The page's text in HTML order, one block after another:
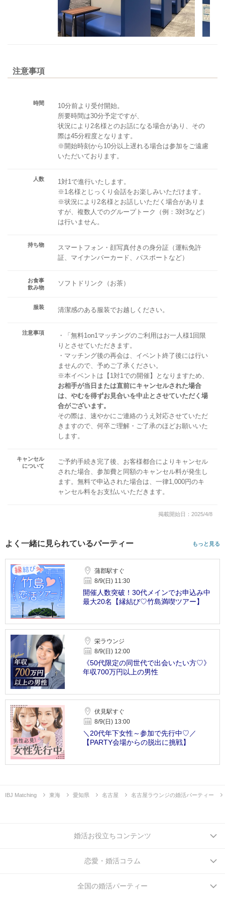
注意事項
時間
10分前より受付開始。
所要時間は30分予定ですが、
状況により2名様とのお話になる場合があり、その
際は45分程度となります。
※開始時刻から10分以上遅れる場合は参加をご遠慮
いただいております。
人数
1対1で進行いたします。
※1名様とじっくり会話をお楽しみいただけます。
※状況により2名様とお話しいただく場合がありま
すが、複数人でのグループトーク（例：3対3など）
は行いません。
持ち物
スマートフォン・顔写真付きの身分証（運転免許
証、マイナンバーカード、パスポートなど）
お食事
飲み物
ソフトドリンク（お茶）
服装 清潔感のある服装でお越しください。
注意事項
・「無料1on1マッチングのご利用はお一人様1回限
りとさせていただきます。
・マッチング後の再会は、イベント終了後には行い
ませんので、予めご了承ください。
※本イベントは【1対1での開催】となりますため、
お相手が当日または直前にキャンセルされた場合
は、やむを得ずお見合いを中止とさせていただく場
合がございます。
その際は、速やかにご連絡のうえ対応させていただ
きますので、何卒ご理解・ご了承のほどお願いいた
します。
キャンセル
について
ご予約手続き完了後、お客様都合によりキャンセル
された場合、参加費と同額のキャンセル料が発生し
ます。無料で申込された場合は、一律1,000円のキ
ャンセル料をお支払いいただきます。
掲載開始日：2025/4/8
よく一緒に見られているパーティー もっと見る
蒲郡駅すぐ
8/9(日) 11:30
開催人数突破！30代メインでお申込み中
最大20名【縁結び♡竹島満喫ツアー】
栄ラウンジ
8/9(日) 12:00
《50代限定の同世代で出会いたい方♡》
年収700万円以上の男性
伏見駅すぐ
8/9(日) 13:00
＼20代年下女性～参加で先行中♡／
【PARTY会場からの脱出に挑戦】
IBJ Matching 東海 愛知県 名古屋 名古屋ラウンジの婚活パーティー
婚活お役立ちコンテンツ
恋愛・婚活コラム
全国の婚活パーティー